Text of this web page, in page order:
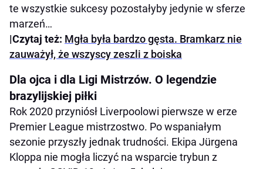
te wszystkie sukcesy pozostałyby jedynie w sferze
marzeń…
|Czytaj też: Mgła była bardzo gęsta. Bramkarz nie
zauważył, że wszyscy zeszli z boiska
Dla ojca i dla Ligi Mistrzów. O legendzie
brazylijskiej piłki
Rok 2020 przyniósł Liverpoolowi pierwsze w erze
Premier League mistrzostwo. Po wspaniałym
sezonie przyszły jednak trudności. Ekipa Jürgena
Kloppa nie mogła liczyć na wsparcie trybun z